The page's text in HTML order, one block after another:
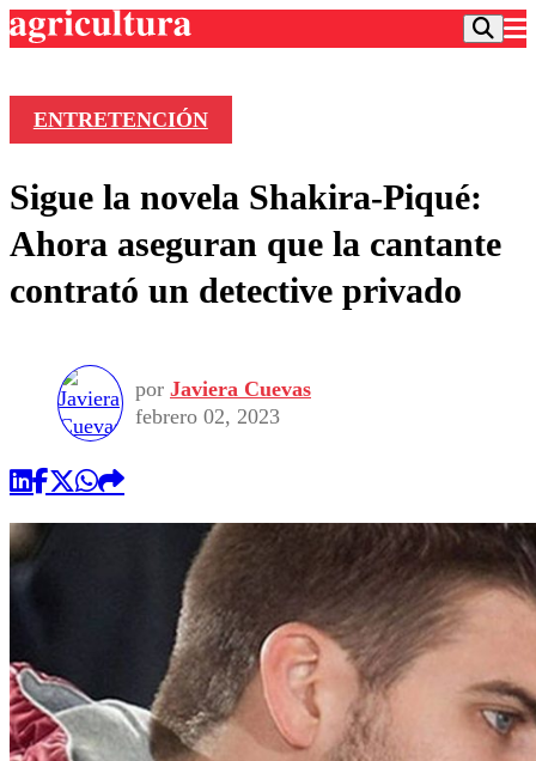
Frecuencias
Agricultura TV
Deportes
Colo Colo
Seleccion Chilena
Torneo Internacional
Entretención
Economía
Internacional
Publicaciones en medios
Opinión
ENTRETENCIÓN
Sigue la novela Shakira-Piqué:
Ahora aseguran que la cantante
contrató un detective privado
por Javiera Cuevas
febrero 02, 2023